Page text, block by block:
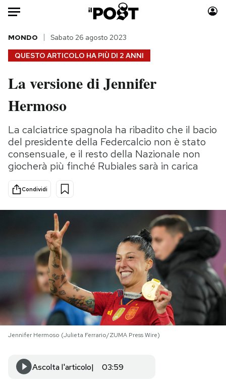
Auto
HOME
Italia
Politica
Tecnologia
Internet
Scienza
Cultura
Economia
Moda
Storie/Idee
Ok Boomer!
Media
Europa
PODCAST
NEWSLETTER
I MIEI PREFERITI
QUESTO ARTICOLO HA PIÙ DI 2 ANNI
MONDO Sabato 26 agosto 2023
La versione di Jennifer
Hermoso
La calciatrice spagnola ha ribadito che il bacio
del presidente della Federcalcio non è stato
consensuale, e il resto della Nazionale non
giocherà più finché Rubiales sarà in carica
Condividi
Jennifer Hermoso (Julieta Ferrario/ZUMA Press Wire)
Ascolta l'articolo 03:59